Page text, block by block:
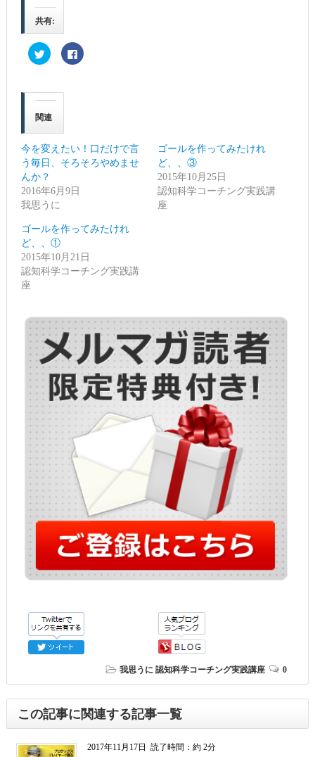
共有:
ク
リ
て
Twitter
で
共
(新
し
い
ウ
ィ
ン
ド
ウ
で
開
ま
す)
Facebook
で
ク
し
て
く
さ
い
ウ
ィ
ド
ウ
で
開
関連
今を変えたい！口だけで言
う毎日、そろそろやめませ
んか？
2016年6月9日
我思うに
ゴールを作ってみたけれ
ど、、③
2015年10月25日
認知科学コーチング実践講
座
ゴールを作ってみたけれ
ど、、①
2015年10月21日
認知科学コーチング実践講
座
我思うに 認知科学コーチング実践講座 0
この記事に関連する記事一覧
2017年11月17日 読了時間：約 2分